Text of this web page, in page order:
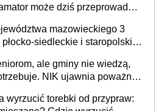
może dziś przeprowadzić
mazowieckiego 3
siedleckie i staropolskie.
ale gminy nie wiedzą,
NIK ujawnia poważną
wyrzucić torebki od przypraw: